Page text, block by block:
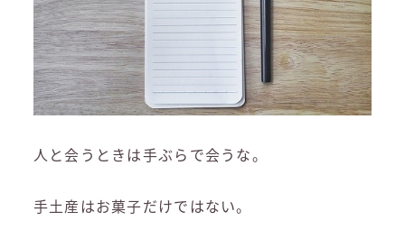
人と会うときは手ぶらで会うな。
手土産はお菓子だけではない。